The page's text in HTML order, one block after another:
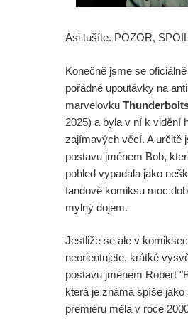
Asi tušíte. POZOR,
Konečně jsme se
pořádné upoutávky na
marvelovku
2025) a byla v ní k vidění
zajímavých věcí. A určitě
postavu jménem Bob,
pohled vypadala jako
fandové komiksu moc
mylný dojem.
Jestliže se ale v
neorientujete, krátké
postavu jménem Robert
která je známá spíše
premiéru měla v roce